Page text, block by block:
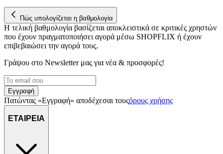
Πώς υπολογίζεται η βαθμολογία
Η τελική βαθμολογία βασίζεται αποκλειστικά σε κριτικές χρηστών
που έχουν πραγματοποιήσει αγορά μέσω SHOPFLIX ή έχουν
επιβεβαιώσει την αγορά τους.
Γράψου στο Νewsletter μας για νέα & προσφορές!
Εγγραφή
Πατώντας «Εγγραφή» αποδέχεσαι τουςόρους χρήσης
ΕΤΑΙΡΕΙΑ